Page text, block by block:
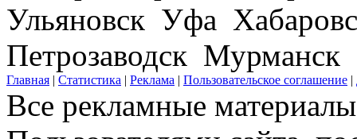
Ульяновск Уфа
Петрозаводск Мурманск
Главная | Статистика | Реклама | Пользовательское соглашение |
Все рекламные